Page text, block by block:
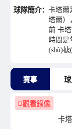
球隊簡介： 卡塔爾
塔爾）
前 卡
時間
(shù)
賽事
觀看錄像
卡